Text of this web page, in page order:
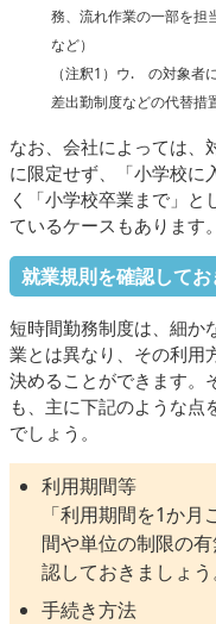
務、流れ作業の一部を担
など）
（注釈1）ウ. の対象者
差出勤制度などの代替措
なお、会社によっては、
に限定せず、「小学校に
く「小学校卒業まで」
ているケースもあります。
就業規則を確認してお
短時間勤務制度は、細か
業とは異なり、その利用
決めることができます。
も、主に下記のような点
でしょう。
利用期間等
「利用期間を1か
間や単位の制限の
認しておきましょう
手続き方法